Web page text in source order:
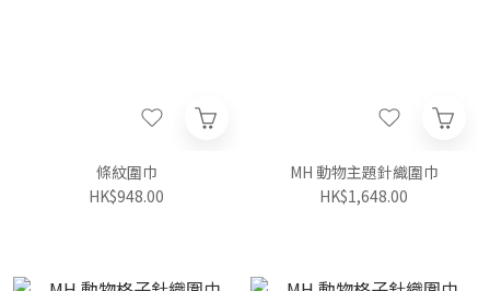
條紋圍巾
HK$948.00
MH 動物主題針織圍巾
HK$1,648.00